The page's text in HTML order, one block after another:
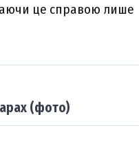
це справою лише
(фото)